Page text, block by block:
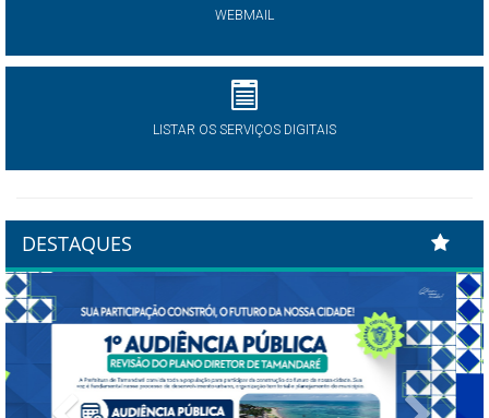
WEBMAIL
LISTAR OS SERVIÇOS DIGITAIS
DESTAQUES